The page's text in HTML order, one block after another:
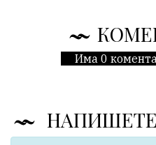
Има 0